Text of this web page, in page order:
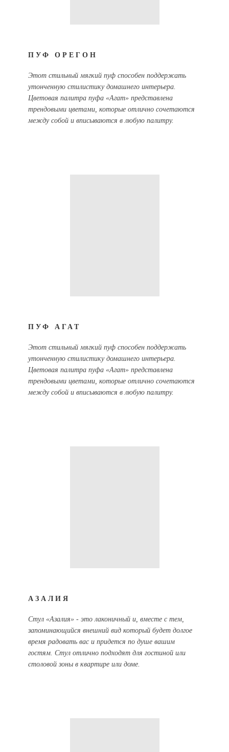
ПУФ ОРЕГОН
Этот стильный мягкий пуф способен поддержать
утонченную стилистику домашнего интерьера.
Цветовая палитра пуфа «Агат» представлена
трендовыми цветами, которые отлично сочетаются
между собой и вписываются в любую палитру.
ПУФ АГАТ
Этот стильный мягкий пуф способен поддержать
утонченную стилистику домашнего интерьера.
Цветовая палитра пуфа «Агат» представлена
трендовыми цветами, которые отлично сочетаются
между собой и вписываются в любую палитру.
АЗАЛИЯ
Стул «Азалия» - это лаконичный и, вместе с тем,
запоминающийся внешний вид который будет долгое
время радовать вас и придется по душе вашим
гостям. Стул отлично подходят для гостиной или
столовой зоны в квартире или доме.